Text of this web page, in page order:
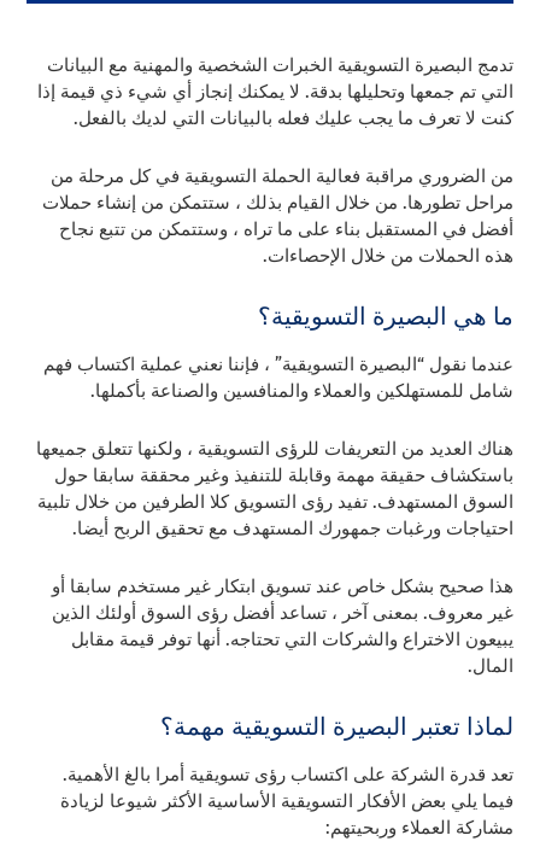
تدمج البصيرة التسويقية الخبرات الشخصية والمهنية مع البيانات
التي تم جمعها وتحليلها بدقة. لا يمكنك إنجاز أي شيء ذي قيمة إذا
كنت لا تعرف ما يجب عليك فعله بالبيانات التي لديك بالفعل.
من الضروري مراقبة فعالية الحملة التسويقية في كل مرحلة من
مراحل تطورها. من خلال القيام بذلك ، ستتمكن من إنشاء حملات
أفضل في المستقبل بناء على ما تراه ، وستتمكن من تتبع نجاح
هذه الحملات من خلال الإحصاءات.
ما هي البصيرة التسويقية؟
عندما نقول “البصيرة التسويقية” ، فإننا نعني عملية اكتساب فهم
شامل للمستهلكين والعملاء والمنافسين والصناعة بأكملها.
هناك العديد من التعريفات للرؤى التسويقية ، ولكنها تتعلق جميعها
باستكشاف حقيقة مهمة وقابلة للتنفيذ وغير محققة سابقا حول
السوق المستهدف. تفيد رؤى التسويق كلا الطرفين من خلال تلبية
احتياجات ورغبات جمهورك المستهدف مع تحقيق الربح أيضا.
هذا صحيح بشكل خاص عند تسويق ابتكار غير مستخدم سابقا أو
غير معروف. بمعنى آخر ، تساعد أفضل رؤى السوق أولئك الذين
يبيعون الاختراع والشركات التي تحتاجه. أنها توفر قيمة مقابل
المال.
لماذا تعتبر البصيرة التسويقية مهمة؟
تعد قدرة الشركة على اكتساب رؤى تسويقية أمرا بالغ الأهمية.
فيما يلي بعض الأفكار التسويقية الأساسية الأكثر شيوعا لزيادة
مشاركة العملاء وربحيتهم: